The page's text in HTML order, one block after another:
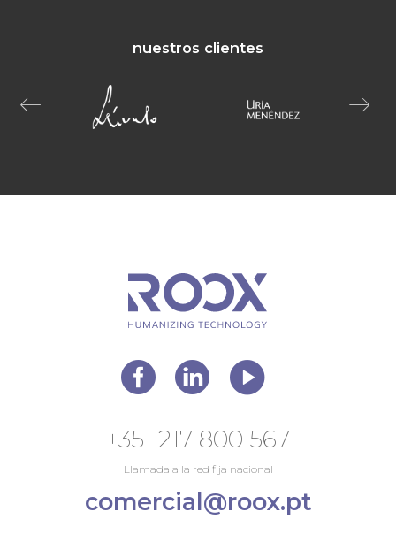
nuestros clientes
+351 217 800 567
Llamada a la red fija nacional
comercial@roox.pt